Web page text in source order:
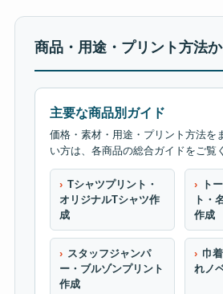
商品・用途・プリント方法
主要な商品別ガイド
価格・素材・用途・プリント方法を
い方は、各商品の総合ガイドをご覧
Tシャツプリント・
オリジナルTシャツ作
成
ト
ト・
作成
スタッフジャンパ
ー・ブルゾンプリント
作成
巾
れノ